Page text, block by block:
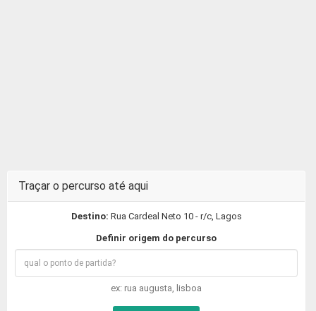
Traçar o percurso até aqui
Destino: Rua Cardeal Neto 10 - r/c, Lagos
Definir origem do percurso
ex: rua augusta, lisboa